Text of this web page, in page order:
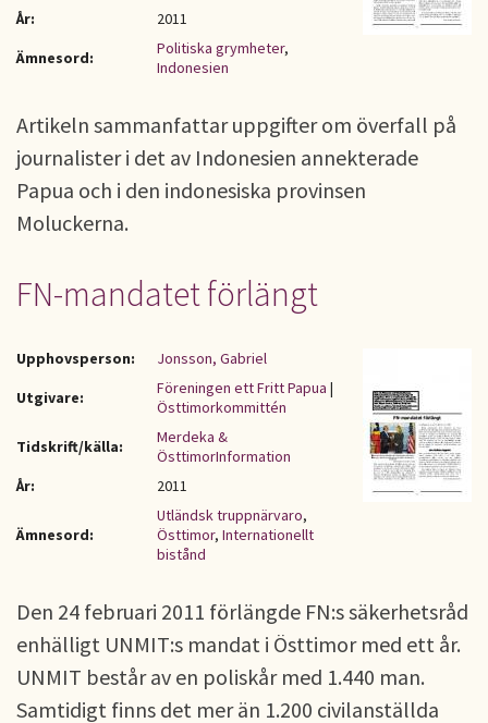
År:
2011
Ämnesord:
Politiska grymheter,
Indonesien
Artikeln sammanfattar uppgifter om överfall på
journalister i det av Indonesien annekterade
Papua och i den indonesiska provinsen
Moluckerna.
FN-mandatet förlängt
Upphovsperson:
Jonsson, Gabriel
Utgivare:
Föreningen ett Fritt Papua |
Östtimorkommittén
Tidskrift/källa:
Merdeka &
ÖsttimorInformation
År:
2011
Ämnesord:
Utländsk truppnärvaro,
Östtimor, Internationellt
bistånd
Den 24 februari 2011 förlängde FN:s säkerhetsråd
enhälligt UNMIT:s mandat i Östtimor med ett år.
UNMIT består av en poliskår med 1.440 man.
Samtidigt finns det mer än 1.200 civilanställda